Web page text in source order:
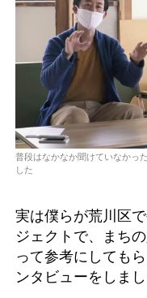
普段はなかなか聞けていなかっ
した
実は僕らが荒川区
ジェクトで、まち
って参考にしても
ンタビューをしまし